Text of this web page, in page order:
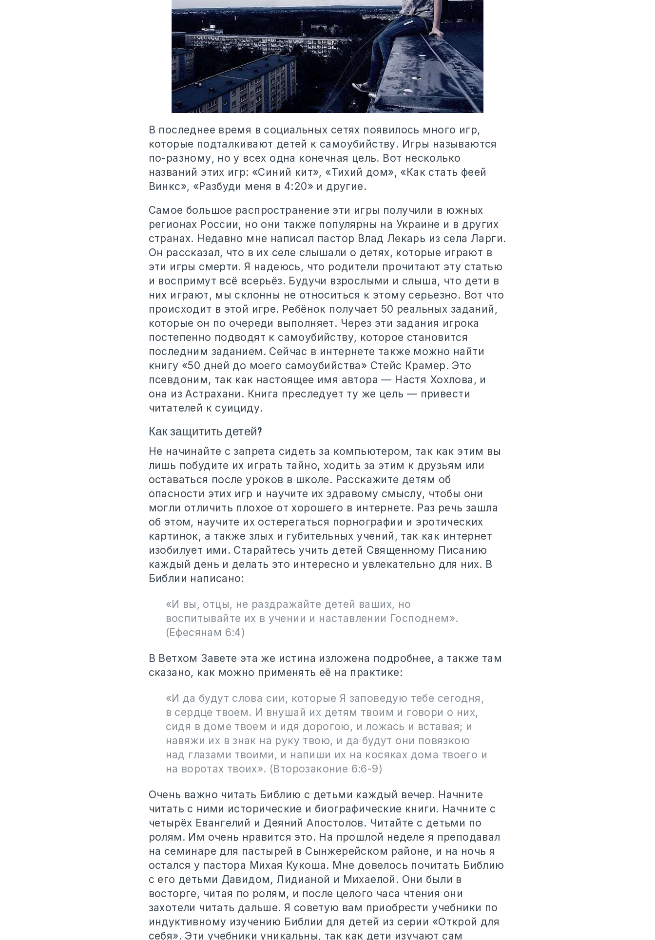
В последнее время в социальных сетях появилось много игр,
которые подталкивают детей к самоубийству. Игры называются
по-разному, но у всех одна конечная цель. Вот несколько
названий этих игр: «Синий кит», «Тихий дом», «Как стать феей
Винкс», «Разбуди меня в 4:20» и другие.
Самое большое распространение эти игры получили в южных
регионах России, но они также популярны на Украине и в других
странах. Недавно мне написал пастор Влад Лекарь из села Ларги.
Он рассказал, что в их селе слышали о детях, которые играют в
эти игры смерти. Я надеюсь, что родители прочитают эту статью
и воспримут всё всерьёз. Будучи взрослыми и слыша, что дети в
них играют, мы склонны не относиться к этому серьезно. Вот что
происходит в этой игре. Ребёнок получает 50 реальных заданий,
которые он по очереди выполняет. Через эти задания игрока
постепенно подводят к самоубийству, которое становится
последним заданием. Сейчас в интернете также можно найти
книгу «50 дней до моего самоубийства» Стейс Крамер. Это
псевдоним, так как настоящее имя автора — Настя Хохлова, и
она из Астрахани. Книга преследует ту же цель — привести
читателей к суициду.
Как защитить детей?
Не начинайте с запрета сидеть за компьютером, так как этим вы
лишь побудите их играть тайно, ходить за этим к друзьям или
оставаться после уроков в школе. Расскажите детям об
опасности этих игр и научите их здравому смыслу, чтобы они
могли отличить плохое от хорошего в интернете. Раз речь зашла
об этом, научите их остерегаться порнографии и эротических
картинок, а также злых и губительных учений, так как интернет
изобилует ими. Старайтесь учить детей Священному Писанию
каждый день и делать это интересно и увлекательно для них. В
Библии написано:
«И вы, отцы, не раздражайте детей ваших, но
воспитывайте их в учении и наставлении Господнем»‎.
(Ефесянам 6:4)
В Ветхом Завете эта же истина изложена подробнее, а также там
сказано, как можно применять её на практике:
«И да будут слова сии, которые Я заповедую тебе сегодня,
в сердце твоем. И внушай их детям твоим и говори о них,
сидя в доме твоем и идя дорогою, и ложась и вставая; и
навяжи их в знак на руку твою, и да будут они повязкою
над глазами твоими, и напиши их на косяках дома твоего и
на воротах твоих»‎. (Второзаконие 6:6-9)
Очень важно читать Библию с детьми каждый вечер. Начните
читать с ними исторические и биографические книги. Начните с
четырёх Евангелий и Деяний Апостолов. Читайте с детьми по
ролям. Им очень нравится это. На прошлой неделе я преподавал
на семинаре для пастырей в Сынжерейском районе, и на ночь я
остался у пастора Михая Кукоша. Мне довелось почитать Библию
с его детьми Давидом, Лидианой и Михаелой. Они были в
восторге, читая по ролям, и после целого часа чтения они
захотели читать дальше. Я советую вам приобрести учебники по
индуктивному изучению Библии для детей из серии «Открой для
себя»‎. Эти учебники уникальны, так как дети изучают сам